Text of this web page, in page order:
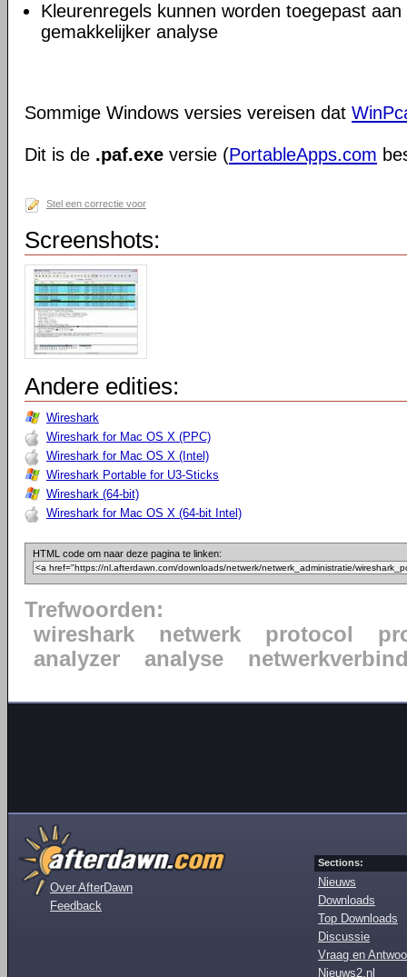
Kleurenregels kunnen worden toegepast
gemakkelijker analyse
Sommige Windows versies vereisen dat
Dit is de .paf.exe versie (PortableApps.com
Stel een correctie voor
Screenshots:
Andere edities:
Wireshark
Wireshark for Mac OS X (PPC)
Wireshark for Mac OS X (Intel)
Wireshark Portable for U3-Sticks
Wireshark (64-bit)
Wireshark for Mac OS X (64-bit Intel)
HTML code om naar deze pagina te linken:
Trefwoorden:
wireshark
netwerk protocol
analyzer
analyse
Over AfterDawn
Feedback
Sections:
Nieuws
Downloads
Top Downloads
Discussie
Vraag en
Nieuws2.nl